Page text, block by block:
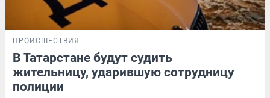
ПРОИСШЕСТВИЯ
В Татарстане будут судить
жительницу, ударившую сотрудницу
полиции